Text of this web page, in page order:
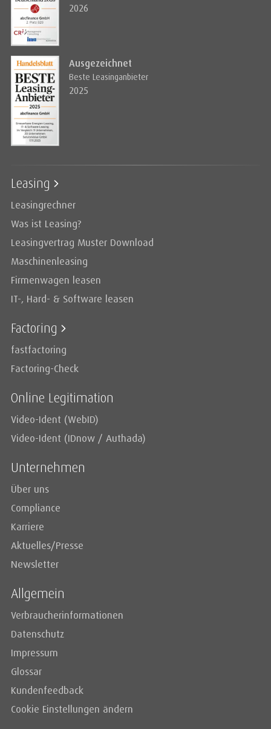
2026
Ausgezeichnet
Beste Leasinganbieter
2025
Leasing
Leasingrechner
Was ist Leasing?
Leasingvertrag Muster Download
Maschinenleasing
Firmenwagen leasen
IT-, Hard- & Software leasen
Factoring
fastfactoring
Factoring-Check
Online Legitimation
Video-Ident (WebID)
Video-Ident (IDnow / Authada)
Unternehmen
Über uns
Compliance
Karriere
Aktuelles/Presse
Newsletter
Allgemein
Verbraucherinformationen
Datenschutz
Impressum
Glossar
Kundenfeedback
Cookie Einstellungen ändern